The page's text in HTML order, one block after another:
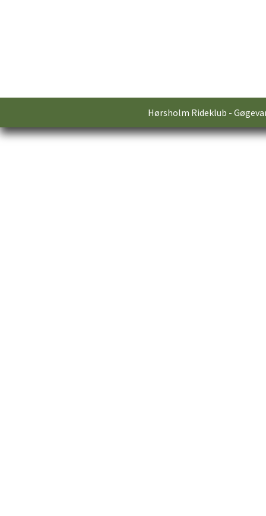
Hørsholm Rideklub -